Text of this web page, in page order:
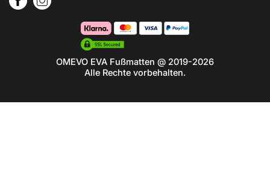
OMEVO EVA Fußmatten @ 2019-2026
Alle Rechte vorbehalten.